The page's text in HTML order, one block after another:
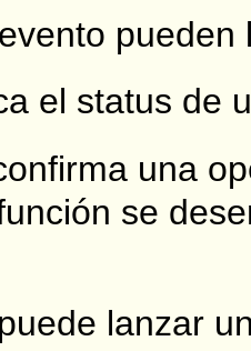
pueden
el status de
una
se
lanzar